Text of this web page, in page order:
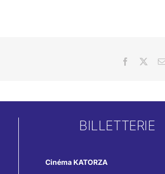
Facebook
BILLETTERIE
Cinéma KATORZA